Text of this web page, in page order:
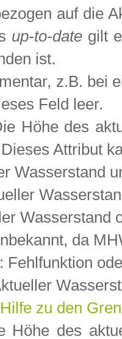
auf die
up-to-date gilt
ist.
z.B. bei
Feld leer.
Höhe des
Attribut
Wasserstand
Wasserstand
da
: Fehlfunktion
Hilfe zu den
Höhe des